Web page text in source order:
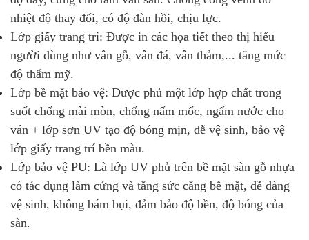
nhiệt độ thay đổi, có độ đàn hồi, chịu lực.
Lớp giấy trang trí: Được in các họa tiết theo thị hiếu
người dùng như vân gỗ, vân đá, vân thảm,... tăng mức
độ thẩm mỹ.
Lớp bề mặt bảo vệ: Được phủ một lớp hợp chất trong
suốt chống mài mòn, chống nấm mốc, ngấm nước cho
ván + lớp sơn UV tạo độ bóng mịn, dễ vệ sinh, bảo vệ
lớp giấy trang trí bền màu.
Lớp bảo vệ PU: Là lớp UV phủ trên bề mặt sàn gỗ nhựa
có tác dụng làm cứng và tăng sức căng bề mặt, dễ dàng
vệ sinh, không bám bụi, đảm bảo độ bền, độ bóng của
sàn.